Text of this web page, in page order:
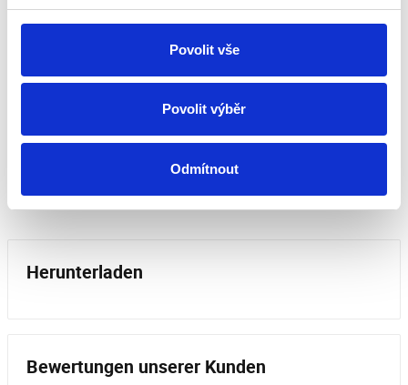
Povolit vše
Povolit výběr
Odmítnout
Abmessungen [mm] 151 x 46 x 27
Betriebstemperatur [°C] 40
Feuchtigkeitssensor (Hygrostat) JA
Bewegungssensor JA
Zertifizierungszeichen [CE] CE
Herunterladen
Bewertungen unserer Kunden